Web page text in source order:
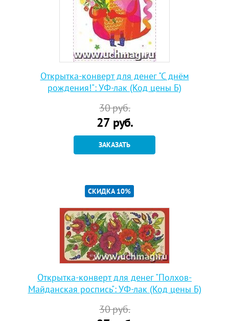
Открытка-конверт для денег "С днём
рождения!": УФ-лак (Код цены Б)
30руб.
27руб.
ЗАКАЗАТЬ
СКИДКА 10%
Открытка-конверт для денег "Полхов-
Майданская роспись": УФ-лак (Код цены Б)
30руб.